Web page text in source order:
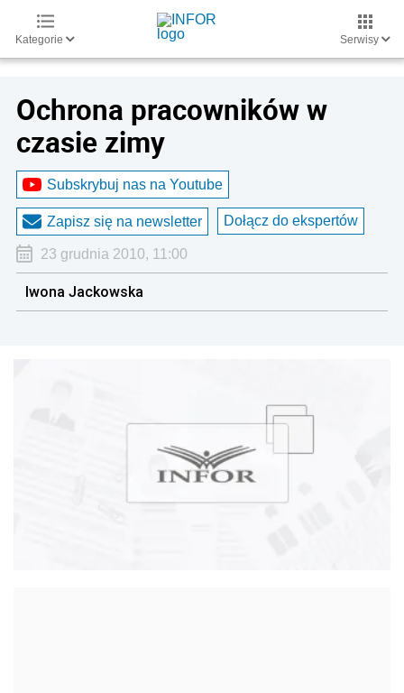
Kategorie Serwisy
Ochrona pracowników w
czasie zimy
Subskrybuj nas na Youtube
Zapisz się na newsletter Dołącz do ekspertów
23 grudnia 2010, 11:00
Iwona Jackowska